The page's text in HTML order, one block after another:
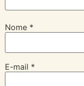
Nome *
E-mail *